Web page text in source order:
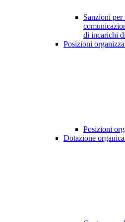
Sanzioni per
di incarichi
Posizioni
Posizioni
Dotazione organica